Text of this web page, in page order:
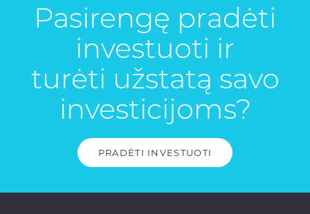
Pasirengę pradėti
investuoti ir
turėti užstatą savo
investicijoms?
PRADĖTI INVESTUOTI